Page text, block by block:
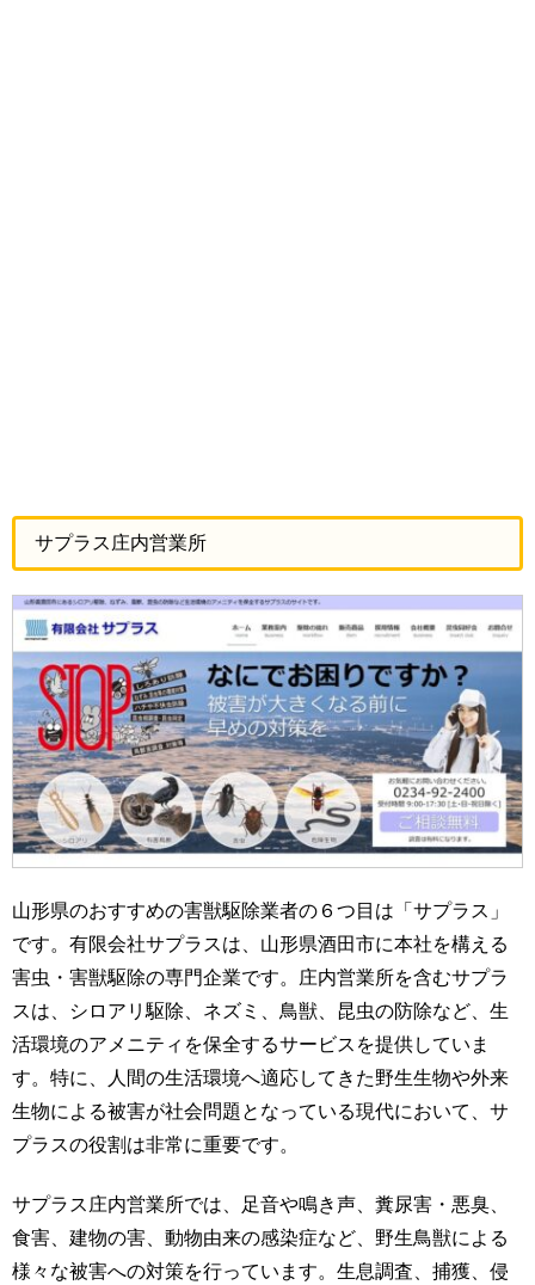
サプラス庄内営業所
山形県のおすすめの害獣駆除業者の６つ目は「サプラス」
です。有限会社サプラスは、山形県酒田市に本社を構える
害虫・害獣駆除の専門企業です。庄内営業所を含むサプラ
スは、シロアリ駆除、ネズミ、鳥獣、昆虫の防除など、生
活環境のアメニティを保全するサービスを提供していま
す。特に、人間の生活環境へ適応してきた野生生物や外来
生物による被害が社会問題となっている現代において、サ
プラスの役割は非常に重要です。
サプラス庄内営業所では、足音や鳴き声、糞尿害・悪臭、
食害、建物の害、動物由来の感染症など、野生鳥獣による
様々な被害への対策を行っています。生息調査、捕獲、侵